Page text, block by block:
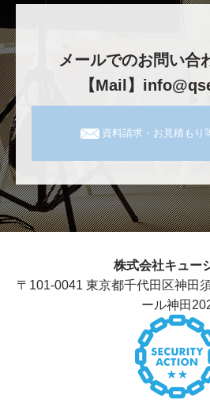
メールでのお問い合
【Mail】
資料請求・お見積もり
株式会社キュー
〒101-0041 東京都千代田区神田
ール神田